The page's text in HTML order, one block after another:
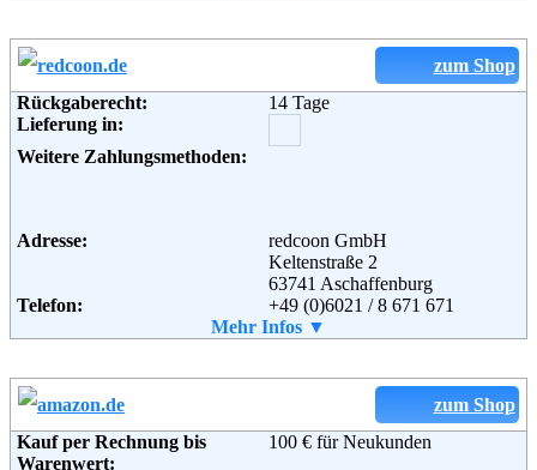
Weiterführende
Informationen:
Weitere Zahlungsmethoden:
Adresse:
Christoph-Probst-Weg 4
Email:
service@quelle.de
Weiterführende
Blog,AGB
zum Shop
Rückgaberecht:
14 Tage
Lieferung in:
Weitere Zahlungsmethoden:
Adresse:
redcoon GmbH
Keltenstraße 2
63741 Aschaffenburg
Telefon:
+49 (0)6021 / 8 671 671
+49 (0)6021 / 8 671 679
Weiterführende
AGB
Mehr Infos ▼
zum Shop
Kauf per Rechnung bis
Warenwert:
100 € für Neukunden